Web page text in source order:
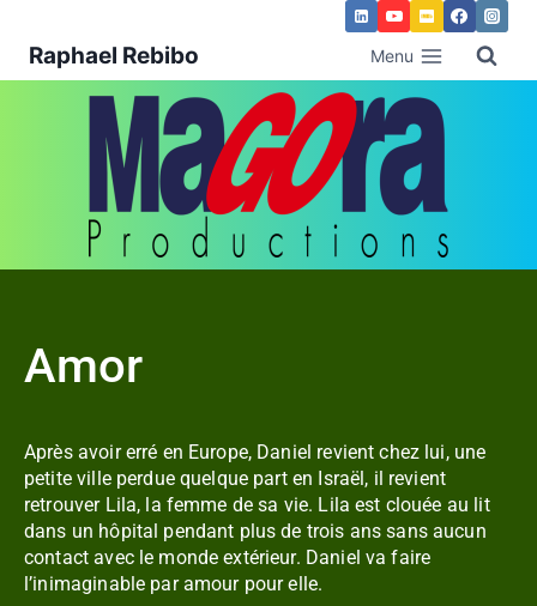
Raphael Rebibo Menu
Amor
Après avoir erré en Europe, Daniel revient chez lui, une
petite ville perdue quelque part en Israël, il revient
retrouver Lila, la femme de sa vie. Lila est clouée au lit
dans un hôpital pendant plus de trois ans sans aucun
contact avec le monde extérieur. Daniel va faire
l’inimaginable par amour pour elle.